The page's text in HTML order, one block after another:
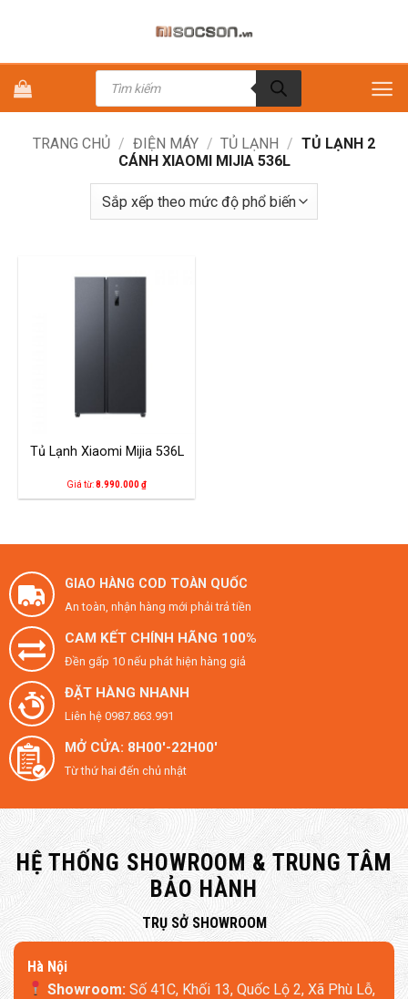
dung
Tìm
kiếm
phẩm
TRANG CHỦ / ĐIỆN MÁY / TỦ LẠNH / TỦ LẠNH 2
CÁNH XIAOMI MIJIA 536L
Tủ Lạnh Xiaomi Mijia 536L
Giá từ:8.990.000₫
GIAO HÀNG COD TOÀN QUỐC
An toàn, nhận hàng mới phải trả tiền
CAM KẾT CHÍNH HÃNG 100%
Đền gấp 10 nếu phát hiện hàng giả
ĐẶT HÀNG NHANH
Liên hệ 0987.863.991
MỞ CỬA: 8H00'-22H00'
Từ thứ hai đến chủ nhật
HỆ THỐNG SHOWROOM & TRUNG TÂM
BẢO HÀNH
​TRỤ SỞ SHOWROOM
Hà Nội
Showroom: Số 41C, Khối 13, Quốc Lộ 2, Xã Phù Lỗ,